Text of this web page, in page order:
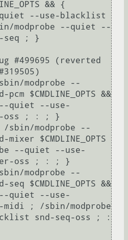
&& {
quiet --use-blacklist
modprobe --quiet --
seq ; }
#499695 (reverted
modprobe --
$CMDLINE_OPTS &&
quiet --use-
oss ; : ; }
modprobe --
$CMDLINE_OPTS
--quiet --use-
oss ; : ; }
modprobe --
$CMDLINE_OPTS &&
quiet --use-
; /sbin/modprobe
snd-seq-oss ; :